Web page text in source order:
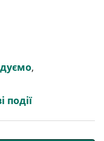
,
події